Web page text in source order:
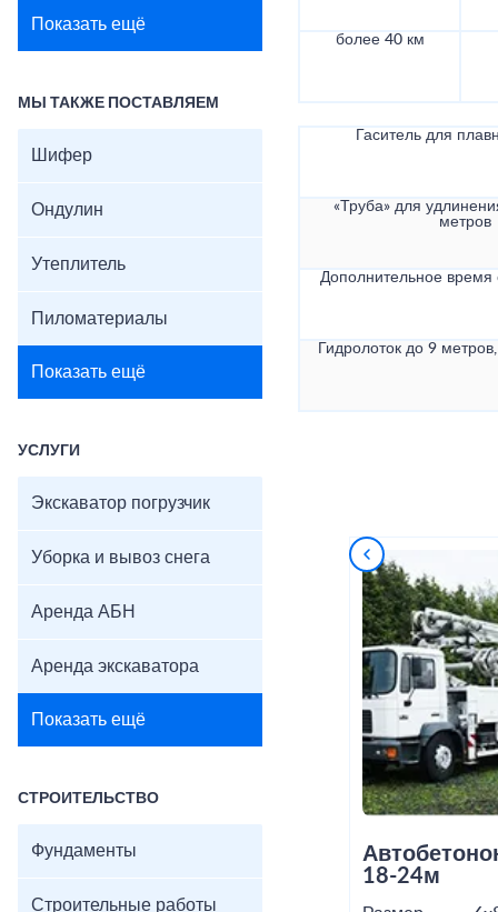
Показать ещё
МЫ ТАКЖЕ ПОСТАВЛЯЕМ
Шифер
Ондулин
Утеплитель
Пиломатериалы
Показать ещё
УСЛУГИ
Экскаватор погрузчик
Уборка и вывоз снега
Аренда АБН
Аренда экскаватора
Показать ещё
СТРОИТЕЛЬСТВО
Фундаменты
Строительные работы
более 40 км
Гаситель для
«Труба» для
метров
Дополнительное
Гидролоток до 9
18-24м